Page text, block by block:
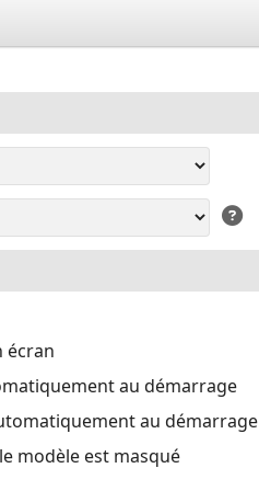
écran
au démarrage
au démarrage
modèle est masqué